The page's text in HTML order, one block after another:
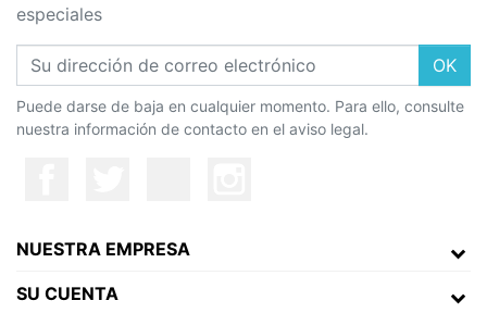
especiales
OK
Puede darse de baja en cualquier momento. Para ello, consulte
nuestra información de contacto en el aviso legal.
NUESTRA EMPRESA
SU CUENTA